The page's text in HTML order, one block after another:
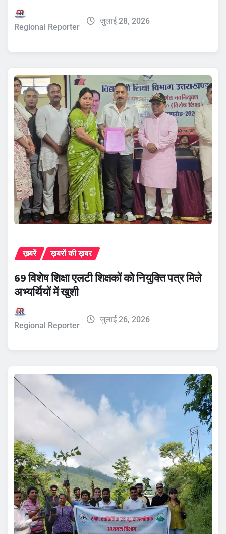
Regional Reporter
जुलाई 28, 2026
ख़बरें ख़बरों की ख़बर
69 विशेष शिक्षा एलटी शिक्षकों को नियुक्ति पत्र मिले
अभ्यर्थियों में खुशी
Regional Reporter
जुलाई 26, 2026